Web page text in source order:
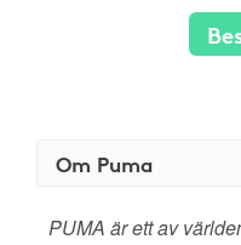
Om Puma
PUMA är ett av